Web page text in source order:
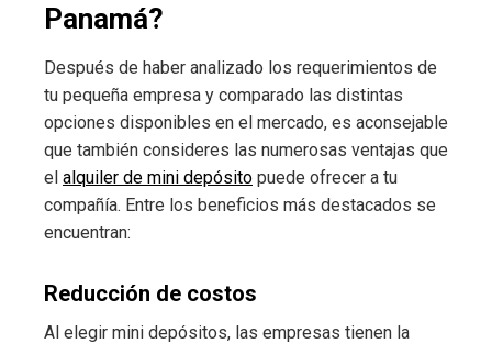
Panamá?
Después de haber analizado los requerimientos de
tu pequeña empresa y comparado las distintas
opciones disponibles en el mercado, es aconsejable
que también consideres las numerosas ventajas que
el alquiler de mini depósito puede ofrecer a tu
compañía. Entre los beneficios más destacados se
encuentran:
Reducción de costos
Al elegir mini depósitos, las empresas tienen la